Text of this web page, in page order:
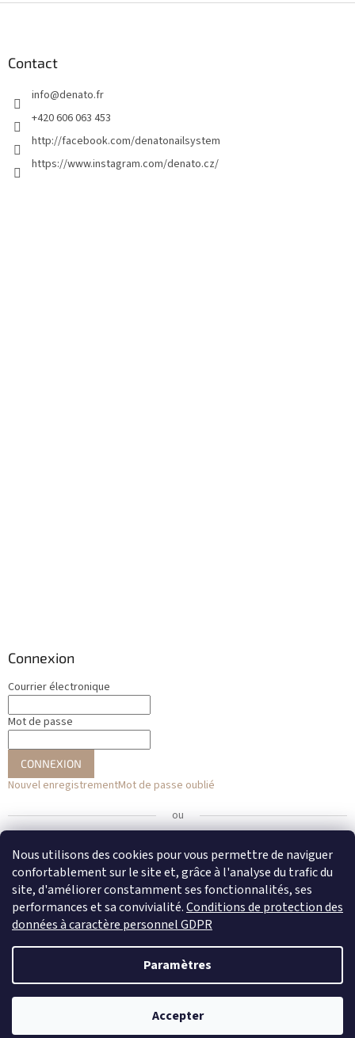
Nous utilisons des cookies pour vous permettre de naviguer
confortablement sur le site et, grâce à l'analyse du trafic du
site, d'améliorer constamment ses fonctionnalités, ses
performances et sa convivialité.Conditions de protection des
données à caractère personnel GDPR
Paramètres
Accepter
Contact
info@denato.fr
+420 606 063 453
http://facebook.com/denatonailsystem
https://www.instagram.com/denato.cz/
Connexion
Courrier électronique
Mot de passe
CONNEXION
Nouvel enregistrementMot de passe oublié
ou
Se connecter avec Facebook
Se connecter avec Google
Copyright 2026DENATO. Tous droits réservés.Modifier les
paramètres des cookies